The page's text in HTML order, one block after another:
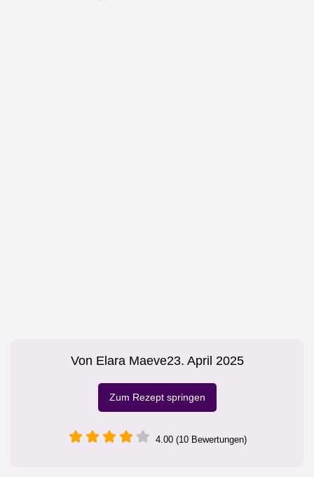
Von Elara Maeve23. April 2025
Zum Rezept springen
4.00 (10 Bewertungen)